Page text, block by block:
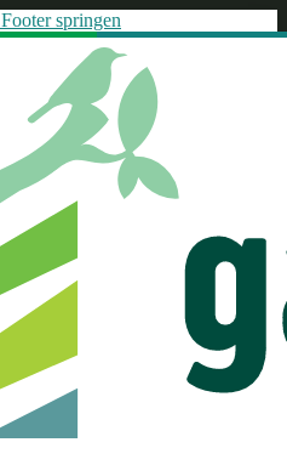
springen